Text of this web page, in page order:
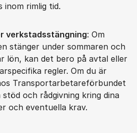
inom rimlig tid.
verkstadsstängning: Om
stänger under sommaren och
lön, kan det bero på avtal eller
regler. Om du är
Transportarbetareförbundet
stöd och rådgivning kring dina
och eventuella krav.